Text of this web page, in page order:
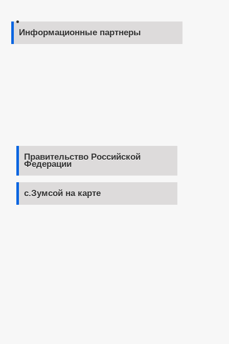
Информационные партнеры
Правительство Российской
Федерации
с.Зумсой на карте